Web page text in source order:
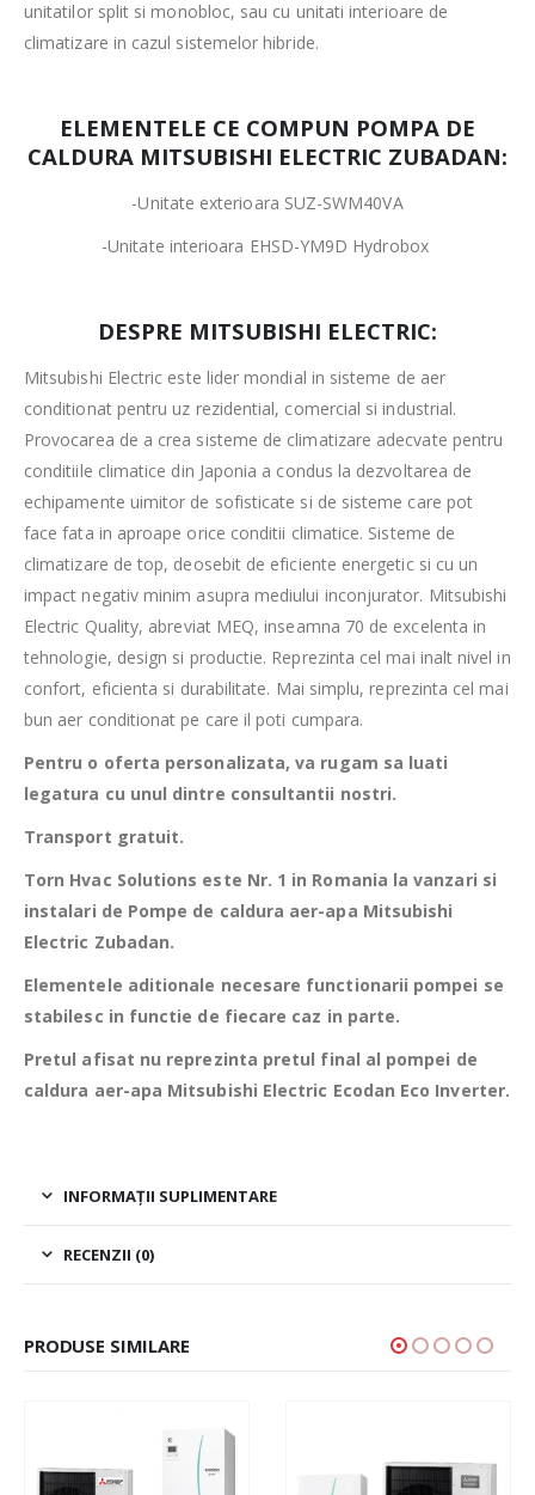
unitatilor split si monobloc, sau cu unitati interioare de
climatizare in cazul sistemelor hibride.
ELEMENTELE CE COMPUN POMPA DE
CALDURA MITSUBISHI ELECTRIC ZUBADAN:
-Unitate exterioara SUZ-SWM40VA
-Unitate interioara EHSD-YM9D Hydrobox
DESPRE MITSUBISHI ELECTRIC:
Mitsubishi Electric este lider mondial in sisteme de aer
conditionat pentru uz rezidential, comercial si industrial.
Provocarea de a crea sisteme de climatizare adecvate pentru
conditiile climatice din Japonia a condus la dezvoltarea de
echipamente uimitor de sofisticate si de sisteme care pot
face fata in aproape orice conditii climatice. Sisteme de
climatizare de top, deosebit de eficiente energetic si cu un
impact negativ minim asupra mediului inconjurator. Mitsubishi
Electric Quality, abreviat MEQ, inseamna 70 de excelenta in
tehnologie, design si productie. Reprezinta cel mai inalt nivel in
confort, eficienta si durabilitate. Mai simplu, reprezinta cel mai
bun aer conditionat pe care il poti cumpara.
Pentru o oferta personalizata, va rugam sa luati
legatura cu unul dintre consultantii nostri.
Transport gratuit.
Torn Hvac Solutions este Nr. 1 in Romania la vanzari si
instalari de Pompe de caldura aer-apa Mitsubishi
Electric Zubadan.
Elementele aditionale necesare functionarii pompei se
stabilesc in functie de fiecare caz in parte.
Pretul afisat nu reprezinta pretul final al pompei de
caldura aer-apa Mitsubishi Electric Ecodan Eco Inverter.
INFORMAȚII SUPLIMENTARE
RECENZII (0)
PRODUSE SIMILARE